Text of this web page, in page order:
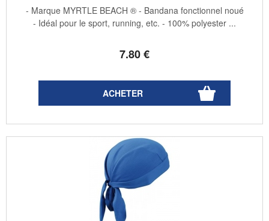
7.80€
- Marque MYRTLE BEACH ® - Bandana fonctionnel noué
- Idéal pour le sport, running, etc. - 100% polyester ...